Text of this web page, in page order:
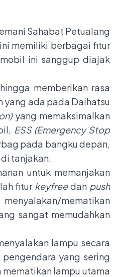
Sahabat Petualang
memiliki berbagai fitur
ini sanggup diajak
memberikan rasa
yang ada pada Daihatsu
yang memaksimalkan
ESS (Emergency Stop
pada bangku depan,
di tanjakan.
untuk memanjakan
fitur keyfreedan push
mematikan
sangat memudahkan
lampu secara
yang sering
mematikan lampu utama